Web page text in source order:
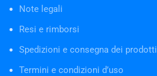
Note legali
Resi e rimborsi
Spedizioni e consegna dei prodotti
Termini e condizioni d’uso